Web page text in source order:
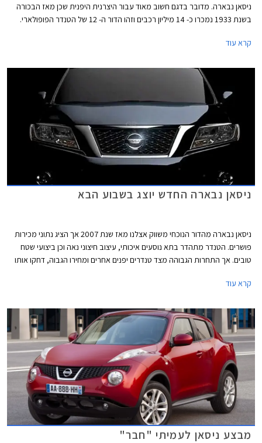
ניסאן נבארה. מדובר בדגם חשוב מאוד עבור היצרנית היפנית שכן מאז הבכורה
בשנת 1933 נמכרו כ- 14 מיליון רכבים וזהו הדור ה- 12 של הטנדר הפופולארי.
הפרטים המלאים אודות הטנדר החדש.
קרא עוד
ניסאן נבארה החדש יוצג בשבוע הבא
ניסאן נבארה מהדור הנוכחי משווק אצלנו מאז שנת 2007 אך הציג נתוני מכירות
פושרים. הטנדר מתהדר בתא נוסעים איכותי, עיצוב חיצוני נאה וכן ביצועי שטח
טובים. אך התחרות הגבוהה מצד טנדרים יפנים אחרים ומחירו הגבוה, דחקו אותו
קרא עוד
מבצע ניסאן לעמיתי "חבר"